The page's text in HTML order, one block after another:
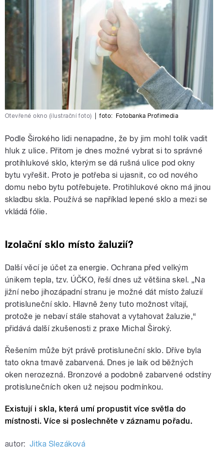
Otevřené okno (ilustrační foto) foto: Fotobanka Profimedia
Podle Širokého lidi nenapadne, že by jim mohl tolik vadit
hluk z ulice. Přitom je dnes možné vybrat si to správné
protihlukové sklo, kterým se dá rušná ulice pod okny
bytu vyřešit. Proto je potřeba si ujasnit, co od nového
domu nebo bytu potřebujete. Protihlukové okno má jinou
skladbu skla. Používá se například lepené sklo a mezi se
vkládá fólie.
Izolační sklo místo žaluzií?
Další věcí je účet za energie. Ochrana před velkým
únikem tepla, tzv. ÚČKO, řeší dnes už většina skel. „Na
jižní nebo jihozápadní stranu je možné dát místo žaluzií
protisluneční sklo. Hlavně ženy tuto možnost vítají,
protože je nebaví stále stahovat a vytahovat žaluzie,“
přidává další zkušenosti z praxe Michal Široký.
Řešením může být právě protisluneční sklo. Dříve byla
tato okna tmavě zabarvená. Dnes je laik od běžných
oken nerozezná. Bronzové a podobně zabarvené odstíny
protislunečních oken už nejsou podmínkou.
Existují i skla, která umí propustit více světla do
místnosti. Více si poslechněte v záznamu pořadu.
autor: Jitka Slezáková